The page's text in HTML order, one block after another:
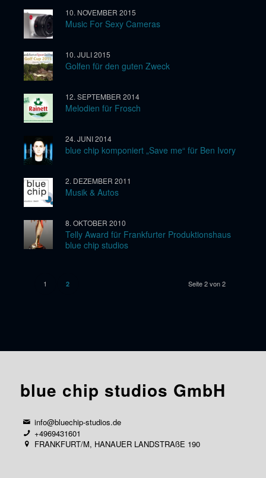
10. NOVEMBER 2015
Music For Sexy Cameras
10. JULI 2015
Golfen für den guten Zweck
12. SEPTEMBER 2014
Melodien für Frosch
24. JUNI 2014
blue chip komponiert „Save me“ für Ben Ivory
2. DEZEMBER 2011
Musik & Autos
8. OKTOBER 2010
Telly Award für Frankfurter Produktionshaus
blue chip studios
Seite 2 von 2
1 2
blue chip studios GmbH
info@bluechip-studios.de
+4969431601
FRANKFURT/M, HANAUER LANDSTRAßE 190